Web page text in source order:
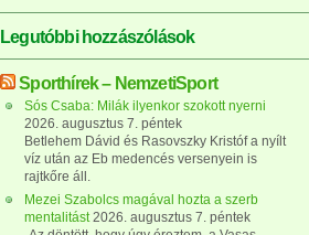
Legutóbbi hozzászólások
Sporthírek – NemzetiSport
Sós Csaba: Milák ilyenkor szokott nyerni
2026. augusztus 7. péntek
Betlehem Dávid és Rasovszky Kristóf a nyílt
víz után az Eb medencés versenyein is
rajtkőre áll.
Mezei Szabolcs magával hozta a szerb
mentalitást 2026. augusztus 7. péntek